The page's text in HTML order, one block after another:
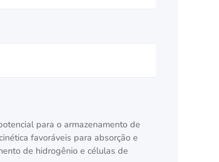
para o armazenamento de
favoráveis para absorção e
de hidrogênio e células de